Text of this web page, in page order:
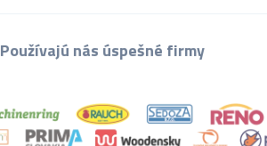
Používajú nás úspešné firmy